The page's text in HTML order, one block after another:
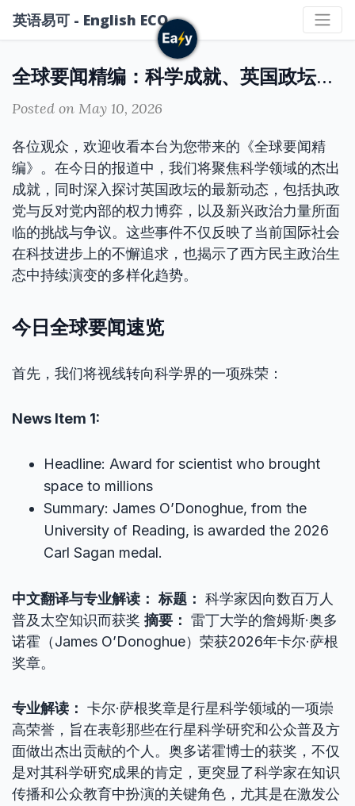
英语易可 - English ECO
全球要闻精编：科学成就、英国政坛动向与政治党派变革
Posted on May 10, 2026
各位观众，欢迎收看本台为您带来的《全球要闻精
编》。在今日的报道中，我们将聚焦科学领域的杰出
成就，同时深入探讨英国政坛的最新动态，包括执政
党与反对党内部的权力博弈，以及新兴政治力量所面
临的挑战与争议。这些事件不仅反映了当前国际社会
在科技进步上的不懈追求，也揭示了西方民主政治生
态中持续演变的多样化趋势。
今日全球要闻速览
首先，我们将视线转向科学界的一项殊荣：
News Item 1:
Headline: Award for scientist who brought
space to millions
Summary: James O’Donoghue, from the
University of Reading, is awarded the 2026
Carl Sagan medal.
中文翻译与专业解读： 标题： 科学家因向数百万人
普及太空知识而获奖 摘要： 雷丁大学的詹姆斯·奥多
诺霍（James O’Donoghue）荣获2026年卡尔·萨根
奖章。
专业解读： 卡尔·萨根奖章是行星科学领域的一项崇
高荣誉，旨在表彰那些在行星科学研究和公众普及方
面做出杰出贡献的个人。奥多诺霍博士的获奖，不仅
是对其科学研究成果的肯定，更突显了科学家在知识
传播和公众教育中扮演的关键角色，尤其是在激发公